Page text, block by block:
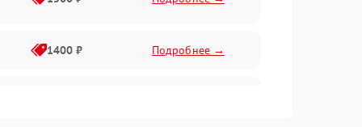
1400 ₽ Подробнее →